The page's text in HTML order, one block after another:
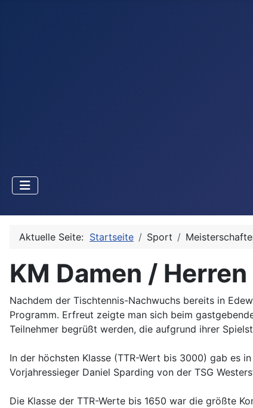
Aktuelle Seite: Startseite Sport
KM Damen /
Nachdem der Tischtennis-Nachwuchs bereits in
Programm. Erfreut zeigte man sich beim
Teilnehmer begrüßt werden, die aufgrund ihrer
In der höchsten Klasse (TTR-Wert bis 3000) gab es
Vorjahressieger Daniel Sparding von der TSG
Die Klasse der TTR-Werte bis 1650 war die größte